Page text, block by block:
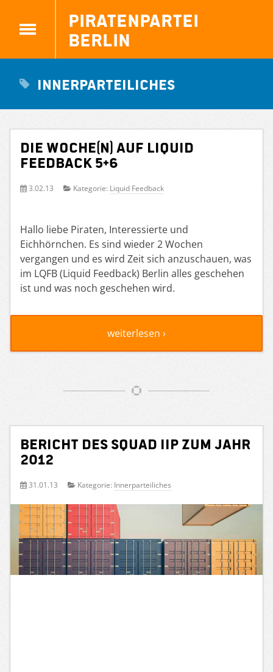
Piratenpartei
Berlin
Innerparteiliches
Die Woche(n) auf Liquid
Feedback 5+6
3.02.13 Kategorie: Liquid Feedback
Hallo liebe Piraten, Interessierte und
Eichhörnchen. Es sind wieder 2 Wochen
vergangen und es wird Zeit sich anzuschauen, was
im LQFB (Liquid Feedback) Berlin alles geschehen
ist und was noch geschehen wird.
weiterlesen ›
Bericht des Squad IIP zum Jahr
2012
31.01.13 Kategorie: Innerparteiliches